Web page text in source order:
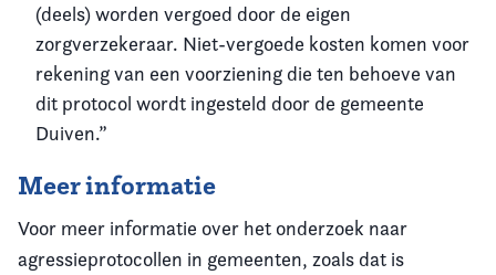
(deels) worden vergoed door de eigen
zorgverzekeraar. Niet-vergoede kosten komen voor
rekening van een voorziening die ten behoeve van
dit protocol wordt ingesteld door de gemeente
Duiven.”
Meer informatie
Voor meer informatie over het onderzoek naar
agressieprotocollen in gemeenten, zoals dat is